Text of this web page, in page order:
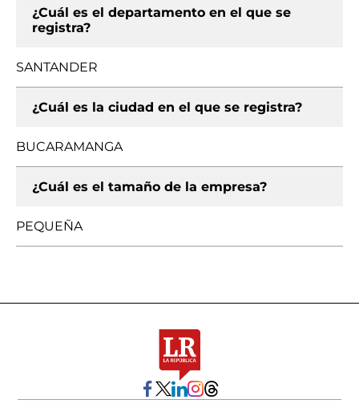
¿Cuál es el departamento en el que se
registra?
SANTANDER
¿Cuál es la ciudad en el que se registra?
BUCARAMANGA
¿Cuál es el tamaño de la empresa?
PEQUEÑA